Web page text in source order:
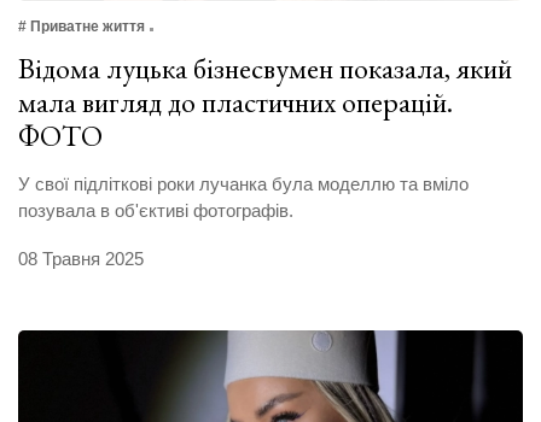
# Приватне життя
Відома луцька бізнесвумен показала, який
мала вигляд до пластичних операцій.
ФОТО
У свої підліткові роки лучанка була моделлю та вміло
позувала в об'єктиві фотографів.
08 Травня 2025